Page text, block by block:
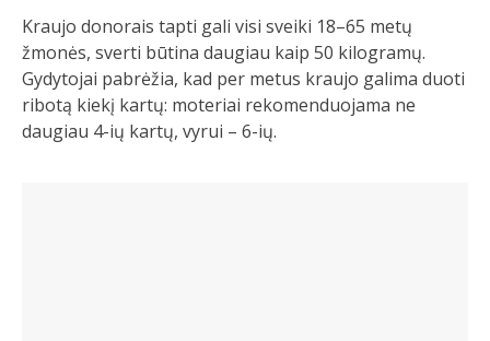
Kraujo donorais tapti gali visi sveiki 18–65 metų
žmonės, sverti būtina daugiau kaip 50 kilogramų.
Gydytojai pabrėžia, kad per metus kraujo galima duoti
ribotą kiekį kartų: moteriai rekomenduojama ne
daugiau 4-ių kartų, vyrui – 6-ių.